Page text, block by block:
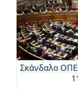
Σκάνδαλο